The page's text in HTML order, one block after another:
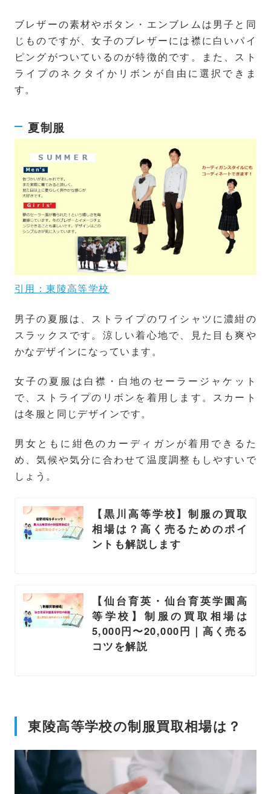
ブレザーの素材やボタン・エンブレムは男子と同
じものですが、女子のブレザーには襟に白いパイ
ピングがついているのが特徴的です。また、スト
ライプのネクタイかリボンが自由に選択できま
す。
夏制服
引用：東陵高等学校
男子の夏服は、ストライプのワイシャツに濃紺の
スラックスです。涼しい着心地で、見た目も爽や
かなデザインになっています。
女子の夏服は白襟・白地のセーラージャケット
で、ストライプのリボンを着用します。スカート
は冬服と同じデザインです。
男女ともに紺色のカーディガンが着用できるた
め、気候や気分に合わせて温度調整もしやすいで
しょう。
【黒川高等学校】制服の買取
相場は？高く売るためのポイ
ントも解説します
【仙台育英・仙台育英学園高
等学校】制服の買取相場は
5,000円〜20,000円｜高く売る
コツを解説
東陵高等学校の制服買取相場は？